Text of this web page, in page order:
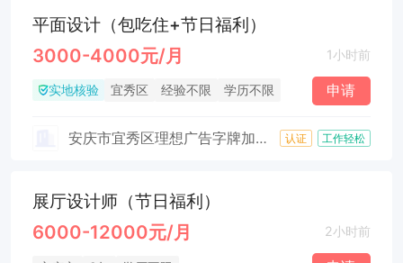
平面设计（包吃住+节日福利）
3000-4000元/月 1小时前
实地核验 宜秀区 经验不限 学历不限 申请
安庆市宜秀区理想广告字牌加工厂 认证 工作轻松
展厅设计师（节日福利）
6000-12000元/月 2小时前